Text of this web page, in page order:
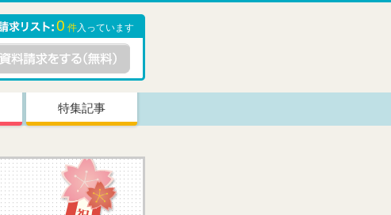
0 件入っています
特集記事